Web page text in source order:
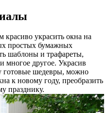
красиво украсить окна на
простых бумажных
шаблоны и трафареты,
другое. Украсив
готовые шедевры, можно
к новому году, преобразить
празднику.